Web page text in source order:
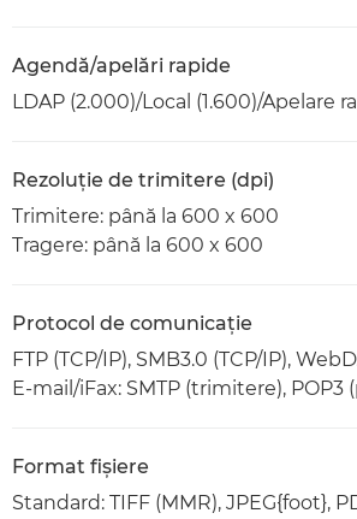
Agendă/apelări rapide
LDAP (2.000)/Local (1.600)/Apelare
Rezoluţie de trimitere (dpi)
Trimitere: până la 600 x 600
Tragere: până la 600 x 600
Protocol de comunicaţie
FTP (TCP/IP), SMB3.0 (TCP/IP),
E-mail/iFax: SMTP (trimitere), POP3
Format fişiere
Standard: TIFF (MMR), JPEG{foot},